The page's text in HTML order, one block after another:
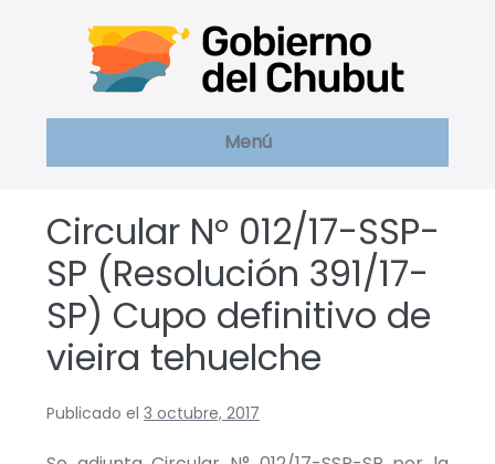
Menú
Circular N° 012/17-SSP-
SP (Resolución 391/17-
SP) Cupo definitivo de
vieira tehuelche
Publicado el 3 octubre, 2017